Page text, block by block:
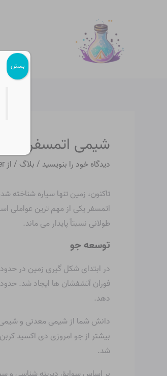
شیمی اتمسفر
دیدگاه‌ خود را بنویسید /بلاگ / از
تاکنون، زمین تنها سیاره شناخته
اتمسفر یکی از مهم ترین عواملی
طولانی نسبتاً پایدار می ماند.
توسعه جو
فوران آتشفشان ها ایجاد شد.
دهد.
دانش شما از شیمی معدنی و شیمی
بیشتر از جو امروزی دی اکسید
شد.
نوشته
بستن